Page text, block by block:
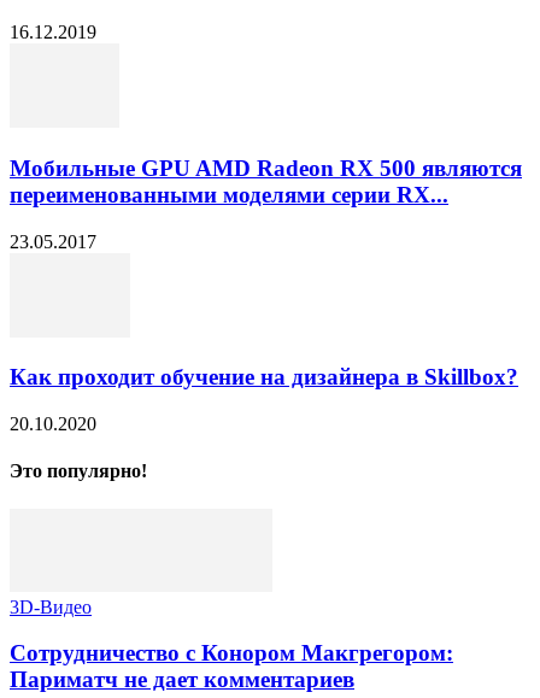
16.12.2019
Мобильные GPU AMD Radeon RX 500 являются
переименованными моделями серии RX...
23.05.2017
Как проходит обучение на дизайнера в Skillbox?
20.10.2020
Это популярно!
3D-Видео
Сотрудничество с Конором Макгрегором:
Париматч не дает комментариев